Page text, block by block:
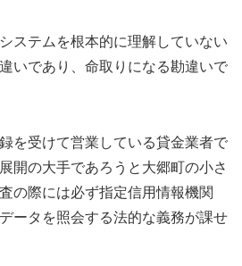
ステムを根本的に理解していない
いであり、命取りになる勘違いで
を受けて営業している貸金業者で
開の大手であろうと大郷町の小さ
の際には必ず指定信用情報機関
ータを照会する法的な義務が課せ